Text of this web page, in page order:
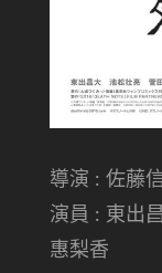
導演 : 佐藤
演員 : 東出
惠梨香